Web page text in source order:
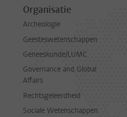
Organisatie
Archeologie
Geesteswetenschappen
Geneeskunde/LUMC
Governance and Global
Affairs
Rechtsgeleerdheid
Sociale Wetenschappen